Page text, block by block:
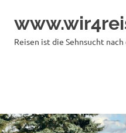
Inhalt
Reisen ist die Sehnsucht